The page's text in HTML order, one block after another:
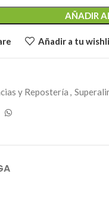
AÑADIR
Añadir a tu
y Repostería ,